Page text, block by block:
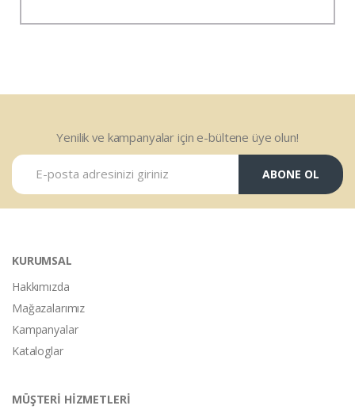
Yenilik ve kampanyalar için e-bültene üye olun!
ABONE OL
KURUMSAL
Hakkımızda
Mağazalarımız
Kampanyalar
Kataloglar
MÜŞTERİ HİZMETLERİ